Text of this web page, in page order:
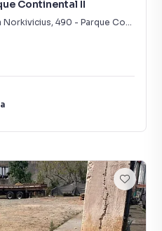
Continental II
Norkivicius, 490 - Parque Continental II